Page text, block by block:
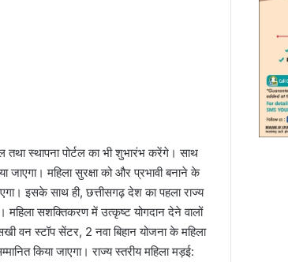
तथा स्थापना पोर्टल का भी शुभारंभ करेंगे। साथ
जाएगा। महिला सुरक्षा को और प्रभावी बनाने के
इसके साथ ही, छत्तीसगढ़ देश का पहला राज्य
सशक्तिकरण में उत्कृष्ट योगदान देने वालों
वन स्टॉप सेंटर, 2 नवा बिहान योजना के महिला
किया जाएगा। राज्य स्तरीय महिला मड़ई: